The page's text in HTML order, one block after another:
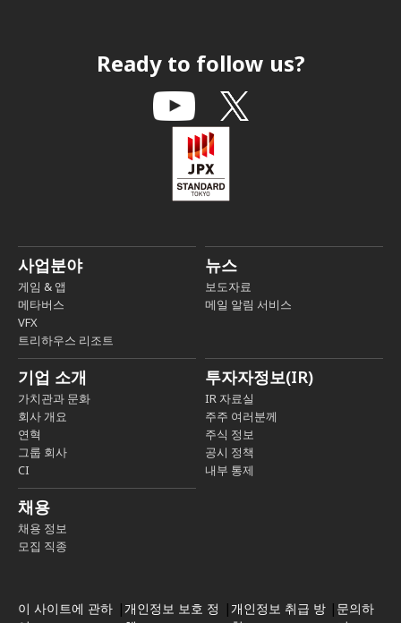
Ready to follow us?
사업분야
게임 & 앱
메타버스
VFX
트리하우스 리조트
뉴스
보도자료
메일 알림 서비스
기업 소개
가치관과 문화
회사 개요
연혁
그룹 회사
CI
투자자정보(IR)
IR 자료실
주주 여러분께
주식 정보
공시 정책
내부 통제
채용
채용 정보
모집 직종
이 사이트에 관하 | 개인정보 보호 정 | 개인정보 취급 방 | 문의하